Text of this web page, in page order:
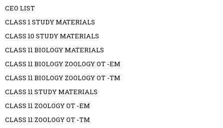
CEO LIST
CLASS 1 STUDY MATERIALS
CLASS 10 STUDY MATERIALS
CLASS 11 BIOLOGY MATERIALS
CLASS 11 BIOLOGY ZOOLOGY OT -EM
CLASS 11 BIOLOGY ZOOLOGY OT -TM
CLASS 11 STUDY MATERIALS
CLASS 11 ZOOLOGY OT -EM
CLASS 11 ZOOLOGY OT -TM